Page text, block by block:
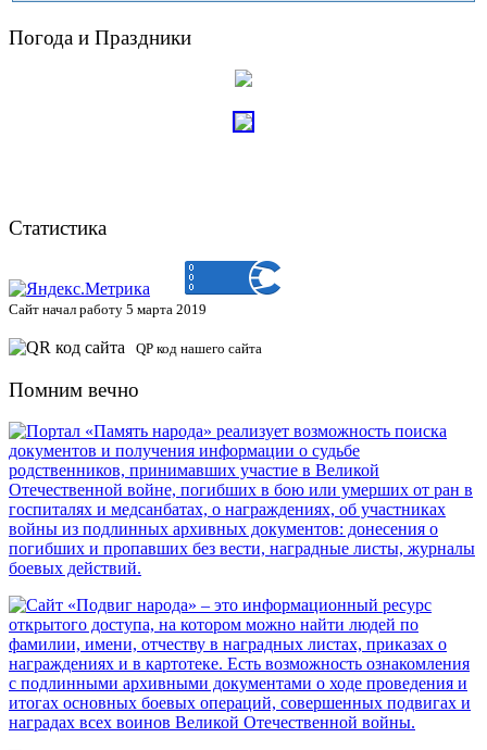
Погода и Праздники
Статистика
Сайт начал работу 5 марта 2019
QP код нашего сайта
Помним вечно